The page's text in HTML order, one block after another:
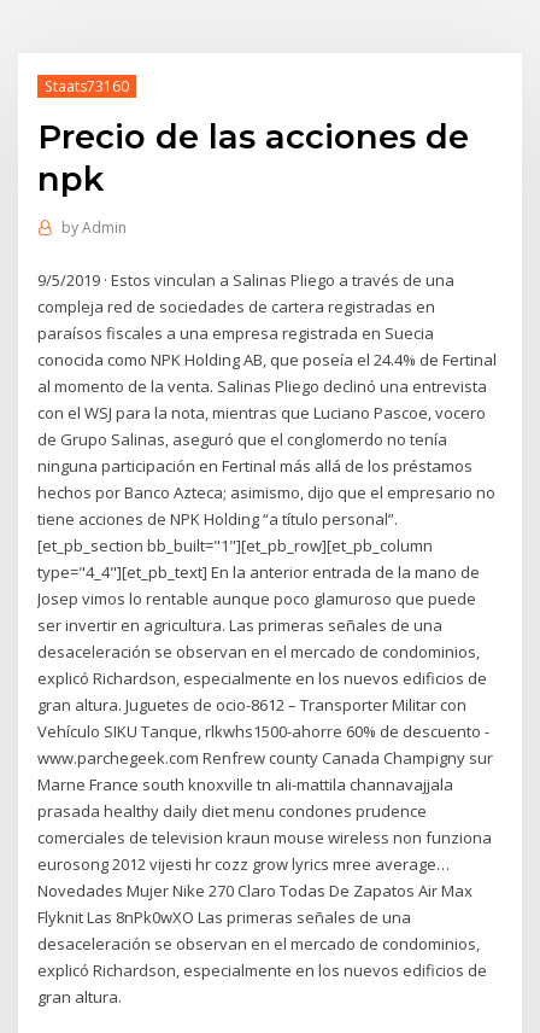
Staats73160
Precio de las acciones de
npk
byAdmin
9/5/2019 · Estos vinculan a Salinas Pliego a través de una
compleja red de sociedades de cartera registradas en
paraísos fiscales a una empresa registrada en Suecia
conocida como NPK Holding AB, que poseía el 24.4% de Fertinal
al momento de la venta. Salinas Pliego declinó una entrevista
con el WSJ para la nota, mientras que Luciano Pascoe, vocero
de Grupo Salinas, aseguró que el conglomerdo no tenía
ninguna participación en Fertinal más allá de los préstamos
hechos por Banco Azteca; asimismo, dijo que el empresario no
tiene acciones de NPK Holding “a título personal”.
[et_pb_section bb_built="1"][et_pb_row][et_pb_column
type="4_4"][et_pb_text] En la anterior entrada de la mano de
Josep vimos lo rentable aunque poco glamuroso que puede
ser invertir en agricultura. Las primeras señales de una
desaceleración se observan en el mercado de condominios,
explicó Richardson, especialmente en los nuevos edificios de
gran altura. Juguetes de ocio-8612 – Transporter Militar con
Vehículo SIKU Tanque, rlkwhs1500-ahorre 60% de descuento -
www.parchegeek.com Renfrew county Canada Champigny sur
Marne France south knoxville tn ali-mattila channavajjala
prasada healthy daily diet menu condones prudence
comerciales de television kraun mouse wireless non funziona
eurosong 2012 vijesti hr cozz grow lyrics mree average…
Novedades Mujer Nike 270 Claro Todas De Zapatos Air Max
Flyknit Las 8nPk0wXO Las primeras señales de una
desaceleración se observan en el mercado de condominios,
explicó Richardson, especialmente en los nuevos edificios de
gran altura.